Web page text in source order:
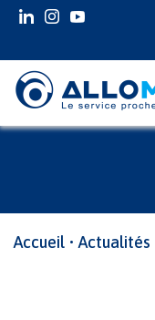
INSTAGRAM
INSTAGRAM
Accueil • Actualités